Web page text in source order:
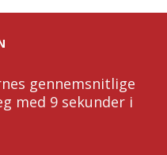
gennemsnitlige
med 9 sekunder i